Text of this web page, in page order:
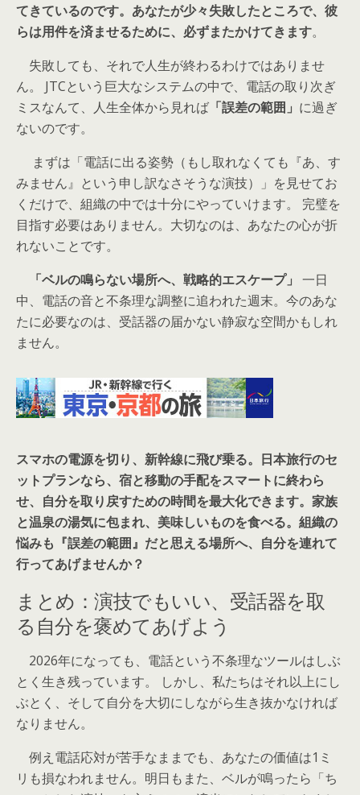
てきているのです。あなたが少々失敗したところで、彼
らは用件を済ませるために、必ずまたかけてきます。
失敗しても、それで人生が終わるわけではありませ
ん。 JTCという巨大なシステムの中で、電話の取り次ぎ
ミスなんて、人生全体から見れば 「誤差の範囲」 に過ぎ
ないのです。
まずは「電話に出る姿勢（もし取れなくても『あ、す
みません』という申し訳なさそうな演技）」を見せてお
くだけで、組織の中では十分にやっていけます。 完璧を
目指す必要はありません。大切なのは、あなたの心が折
れないことです。
「ベルの鳴らない場所へ、戦略的エスケープ」 一日
中、電話の音と不条理な調整に追われた週末。今のあな
たに必要なのは、受話器の届かない静寂な空間かもしれ
ません。
スマホの電源を切り、新幹線に飛び乗る。日本旅行のセ
ットプランなら、宿と移動の手配をスマートに終わら
せ、自分を取り戻すための時間を最大化できます。家族
と温泉の湯気に包まれ、美味しいものを食べる。組織の
悩みも『誤差の範囲』だと思える場所へ、自分を連れて
行ってあげませんか？
まとめ：演技でもいい、受話器を取
る自分を褒めてあげよう
2026年になっても、電話という不条理なツールはしぶ
とく生き残っています。 しかし、私たちはそれ以上にし
ぶとく、そして自分を大切にしながら生き抜かなければ
なりません。
例え電話応対が苦手なままでも、あなたの価値は1ミ
リも損なわれません。明日もまた、ベルが鳴ったら「ち